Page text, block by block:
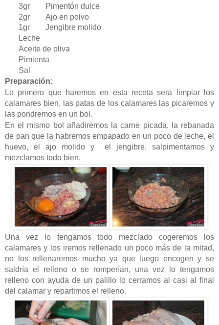
3gr Pimentón dulce
2gr Ajo en polvo
1gr Jengibre molido
Leche
Aceite de oliva
Pimienta
Sal
Preparación:
Lo primero que haremos en esta receta será limpiar los
calamares bien, las patas de los calamares las picaremos y
las pondremos en un bol.
En el mismo bol añadiremos la carne picada, la rebanada
de pan que la habremos empapado en un poco de leche, el
huevo, el ajo molido y el jengibre, salpimentamos y
mezclamos todo bien.
Una vez lo tengamos todo mezclado cogeremos los
calamares y los iremos rellenado un poco más de la mitad,
no los rellenaremos mucho ya que luego encogen y se
saldría el relleno o se romperían, una vez lo tengamos
relleno con ayuda de un palillo lo cerramos al casi al final
del calamar y repartimos el relleno.